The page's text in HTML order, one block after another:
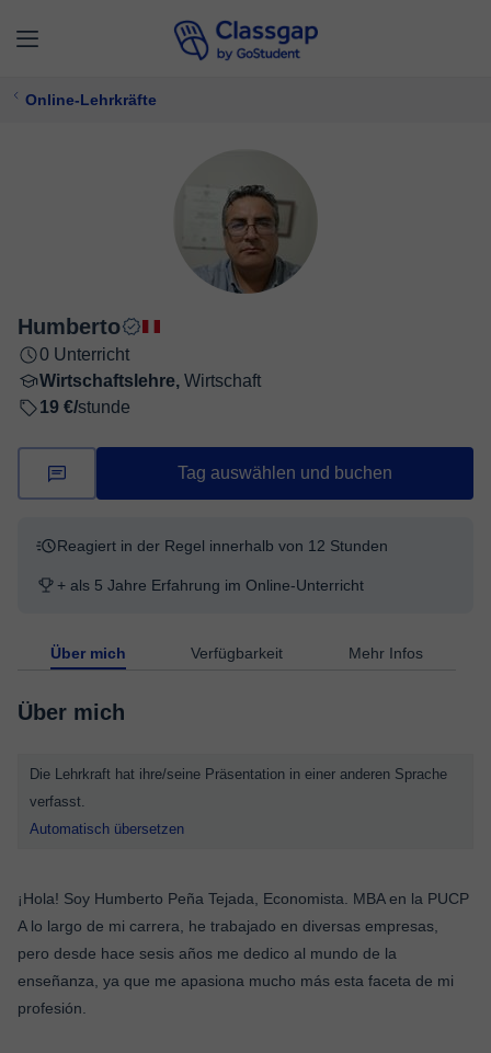
Online-Lehrkräfte
Humberto
0 Unterricht
Wirtschaftslehre, Wirtschaft
19 €/stunde
Tag auswählen und buchen
Reagiert in der Regel innerhalb von 12 Stunden
+ als 5 Jahre Erfahrung im Online-Unterricht
Über mich Verfügbarkeit Mehr Infos
Über mich
Die Lehrkraft hat ihre/seine Präsentation in einer anderen Sprache
verfasst.
Automatisch übersetzen
¡Hola! Soy Humberto Peña Tejada, Economista. MBA en la PUCP
A lo largo de mi carrera, he trabajado en diversas empresas,
pero desde hace sesis años me dedico al mundo de la
enseñanza, ya que me apasiona mucho más esta faceta de mi
profesión.